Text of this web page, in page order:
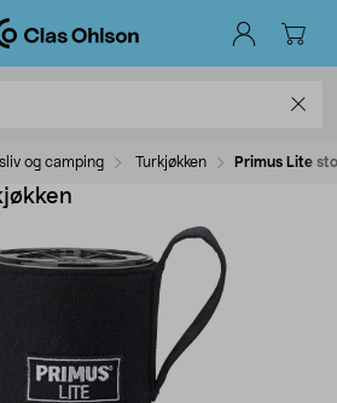
og camping Turkjøkken Primus Lite